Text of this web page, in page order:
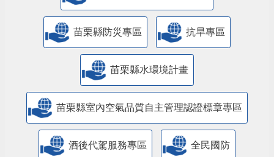
苗栗縣防災專區 抗旱專區
苗栗縣水環境計畫
苗栗縣室內空氣品質自主管理認證標章專區
酒後代駕服務專區 全民國防